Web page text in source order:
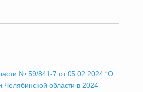
№ 59/841-7 от 05.02.2024 “О
Челябинской области в 2024